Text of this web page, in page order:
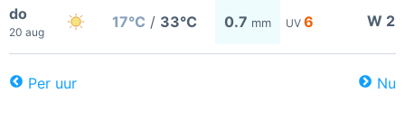
do
20 aug
17°C / 33°C 0.7 mm UV 6 W 2
Per uur Nu